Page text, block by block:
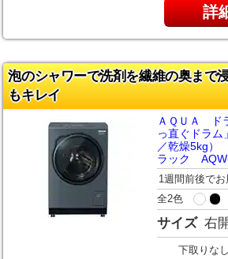
詳
泡のシャワーで洗剤を繊維の奥まで
もキレイ
ＡＱＵＡ ド
っ直ぐドラム
／乾燥5kg
ラック
1週間前後で
全2色
サイズ 右
下取りな